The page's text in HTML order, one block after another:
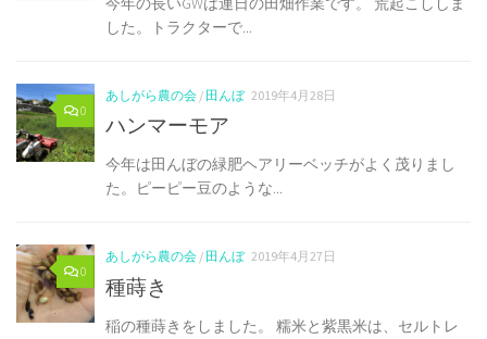
した。トラクターで...
0
あしがら農の会 / 田んぼ 2019年4月28日
ハンマーモア
今年は田んぼの緑肥ヘアリーベッチがよく茂りまし
た。ピーピー豆のような...
0
あしがら農の会 / 田んぼ 2019年4月27日
種蒔き
稲の種蒔きをしました。 糯米と紫黒米は、セルトレ